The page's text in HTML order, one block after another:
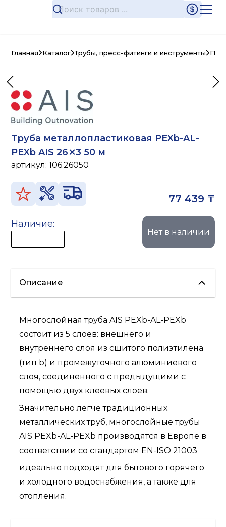
Главная Каталог Трубы, пресс-фитинги и инструменты
Труба металлопластиковая PEXb-AL-
PEXb AIS 26⨯3 50 м
артикул:106.26050
77 439 ₸
Наличие:
Нет в наличии
Описание
Многослойная труба AIS PEXb-AL-PEXb
состоит из 5 слоев: внешнего и
внутреннего слоя из сшитого полиэтилена
(тип b) и промежуточного алюминиевого
слоя, соединенного с предыдущими с
помощью двух клеевых слоев.
Значительно легче традиционных
металлических труб, многослойные трубы
AIS PEXb-AL-PEXb производятся в Европе в
соответствии со стандартом EN-ISO 21003
идеально подходят для бытового горячего
и холодного водоснабжения, а также для
отопления.